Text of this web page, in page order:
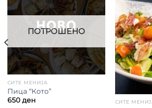
ПОТРОШЕНО
СИТЕ МЕНИЈА
Пица “Кото”
650 ден СИТЕ